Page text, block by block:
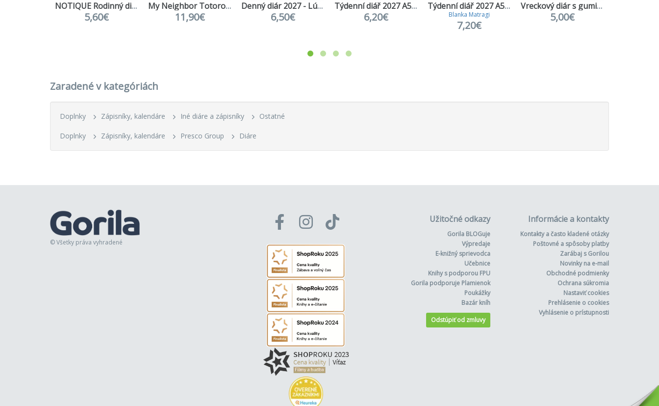
NOTIQUE Rodinný diár 2027
5,60€
My Neighbor Totoro (Plush Journal)
11,90€
Denný diár 2027 - Lúčne kvety
6,50€
Týdenní diář 2027 A5 Vario Lyra Colibri
6,20€
Týdenní diář 2027 A5 Vario Matragi Eterico s gumičkou
Blanka Matragi
7,20€
Vreckový diár s gumičkou na rok 2027 - Lúčne kvety
5,00€
Zaradené v kategóriách
Doplnky Zápisníky, kalendáre Iné diáre a zápisníky Ostatné
Doplnky Zápisníky, kalendáre Presco Group Diáre
© Všetky práva vyhradené
Užitočné odkazy
Gorila BLOGuje
Výpredaje
E-knižný sprievodca
Učebnice
Knihy s podporou FPU
Gorila podporuje Plamienok
Poukážky
Bazár kníh
Odstúpiť od zmluvy
Informácie a kontakty
Kontakty a často kladené otázky
Poštovné a spôsoby platby
Zarábaj s Gorilou
Novinky na e-mail
Obchodné podmienky
Ochrana súkromia
Nastaviť cookies
Prehlásenie o cookies
Vyhlásenie o prístupnosti